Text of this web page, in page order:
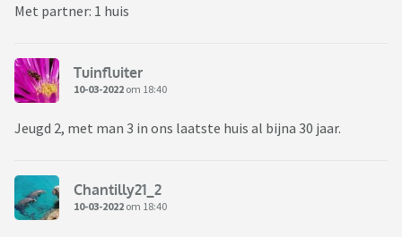
Met partner: 1 huis
Tuinfluiter
10-03-2022 om 18:40
Jeugd 2, met man 3 in ons laatste huis al bijna 30 jaar.
Chantilly21_2
10-03-2022 om 18:40